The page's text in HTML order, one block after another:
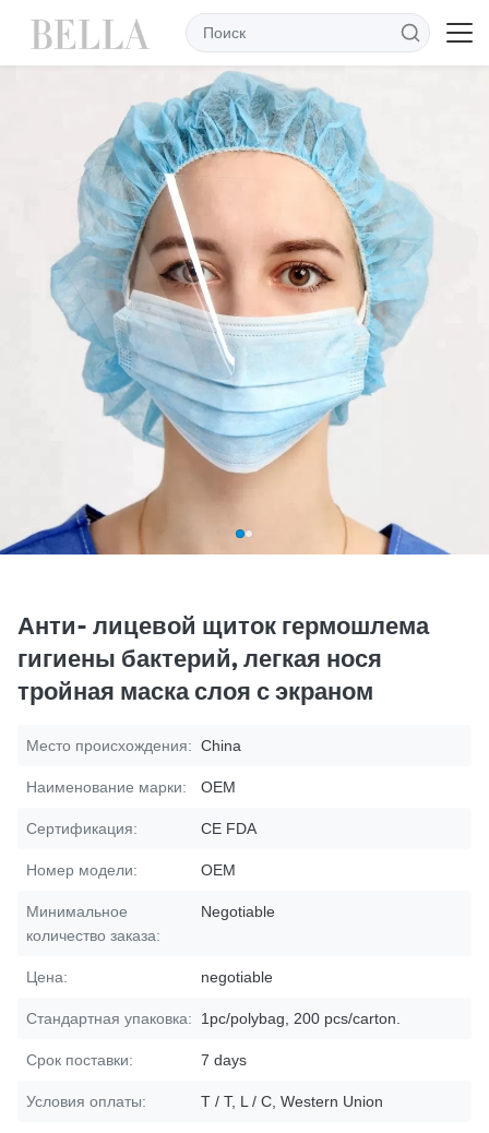
Анти- лицевой щиток гермошлема
гигиены бактерий, легкая нося
тройная маска слоя с экраном
Место происхождения: China
Наименование марки: OEM
Сертификация: CE FDA
Номер модели: OEM
Минимальное
количество заказа:
Negotiable
Цена: negotiable
Стандартная упаковка: 1pc/polybag, 200 pcs/carton.
Срок поставки: 7 days
Условия оплаты: T / T, L / C, Western Union